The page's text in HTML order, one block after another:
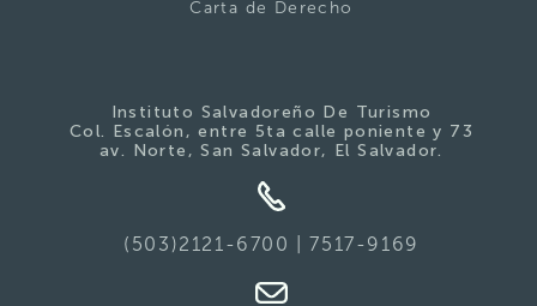
Carta de Derecho
Instituto Salvadoreño De Turismo
Col. Escalón, entre 5ta calle poniente y 73
av. Norte, San Salvador, El Salvador.
(503)2121-6700 | 7517-9169